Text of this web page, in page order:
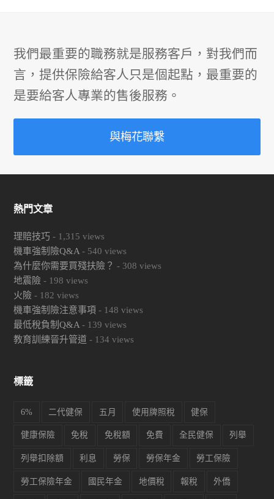
我們最重要的職務就是服務客戶，對我們而
言，提供保險給客人只是個起點，最重要的
是要給客人專業的售後服務。
與梅花聯繫
熱門文章
理賠技巧 - 1,315 views
機車強制險Q&A- 540 views
為什麼你需要買殘扶險？ - 308 views
地震險 - 198 views
火險 - 182 views
機車強制險注意事項 - 148 views
最低稅負制Q&A- 139 views
教育訓練晉升管道 - 134 views
標籤
6% 二代健保 五月 使用牌照稅 健保
健康保險 免稅 免稅額 免費 全民健保 列舉
列舉扣除額 利息 勞保 勞保年金 勞工保險
勞工保險年金 國民年金 地價稅 報稅 外僑